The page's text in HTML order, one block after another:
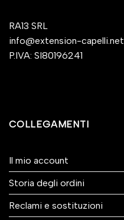
RA13 SRL
info@extension-capelli.net
P.IVA: SI80196241
COLLEGAMENTI
Il mio account
Storia degli ordini
Reclami e sostituzioni